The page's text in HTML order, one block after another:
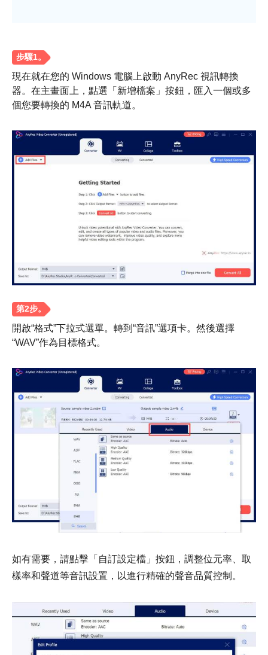
步驟1。
現在就在您的 Windows 電腦上啟動 AnyRec 視訊轉換
器。在主畫面上，點選「新增檔案」按鈕，匯入一個或多
個您要轉換的 M4A 音訊軌道。
開啟“格式”下拉式選單。轉到“音訊”選項卡。然後選擇
“WAV”作為目標格式。
如有需要，請點擊「自訂設定檔」按鈕，調整位元率、取
樣率和聲道等音訊設置，以進行精確的聲音品質控制。